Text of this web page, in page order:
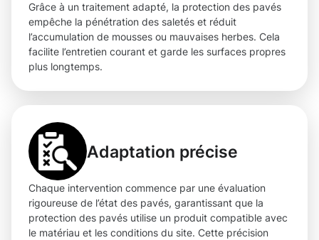
Grâce à un traitement adapté, la protection des pavés
empêche la pénétration des saletés et réduit
l’accumulation de mousses ou mauvaises herbes. Cela
facilite l’entretien courant et garde les surfaces propres
plus longtemps.
Adaptation précise
Chaque intervention commence par une évaluation
rigoureuse de l’état des pavés, garantissant que la
protection des pavés utilise un produit compatible avec
le matériau et les conditions du site. Cette précision